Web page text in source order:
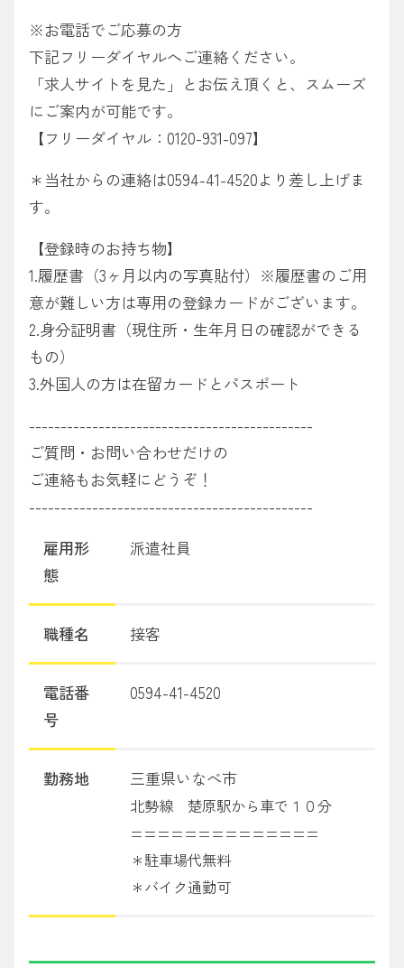
※お電話でご応募の方
下記フリーダイヤルへご連絡ください。
「求人サイトを見た」とお伝え頂くと、スムーズ
にご案内が可能です。
【フリーダイヤル：0120-931-097】
＊当社からの連絡は0594-41-4520より差し上げま
す。
【登録時のお持ち物】
1.履歴書（3ヶ月以内の写真貼付）※履歴書のご用
意が難しい方は専用の登録カードがございます。
2.身分証明書（現住所・生年月日の確認ができる
もの）
3.外国人の方は在留カードとパスポート
---------------------------------------------
ご質問・お問い合わせだけの
ご連絡もお気軽にどうぞ！
---------------------------------------------
雇用形
態
派遣社員
職種名 接客
電話番
号
0594-41-4520
勤務地 三重県いなべ市
北勢線 楚原駅から車で１０分
==============
＊駐車場代無料
＊バイク通勤可